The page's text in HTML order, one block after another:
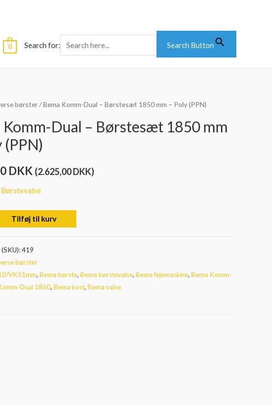
0 Search for: Search Button
børster/ Bema Komm-Dual – Børstesæt 1850 mm – Poly (PPN)
Komm-Dual – Børstesæt 1850 mm
(PPN)
DKK (2.625,00DKK)
Tilføj til kurv
419
børster
VK51mm, Bema børste, Bema børstevalse, Bema fejemaskine, Bema Komm-
Dual 1850, Bema kost, Bema valse